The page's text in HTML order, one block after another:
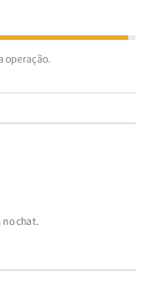
operação.
chat.